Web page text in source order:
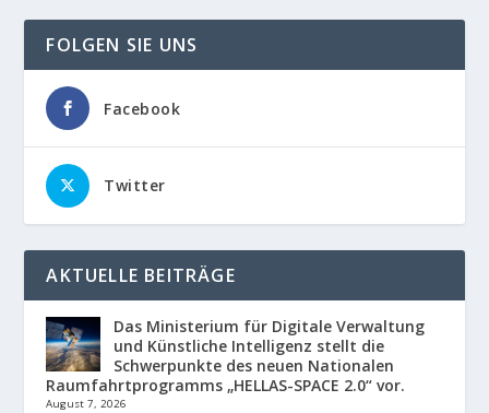
FOLGEN SIE UNS
Facebook
Twitter
AKTUELLE BEITRÄGE
Das Ministerium für Digitale Verwaltung
und Künstliche Intelligenz stellt die
Schwerpunkte des neuen Nationalen
Raumfahrtprogramms „HELLAS-SPACE 2.0“ vor.
August 7, 2026